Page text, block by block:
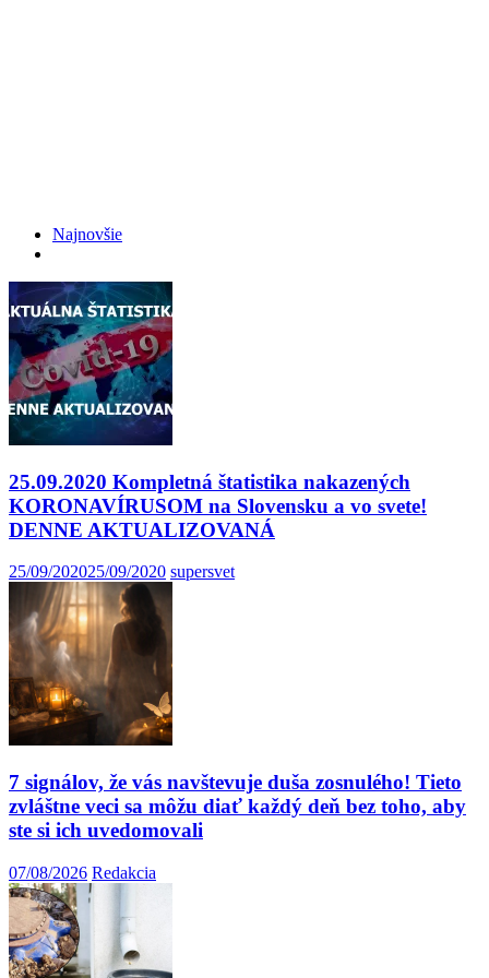
Najnovšie
25.09.2020 Kompletná štatistika nakazených
KORONAVÍRUSOM na Slovensku a vo svete!
DENNE AKTUALIZOVANÁ
25/09/202025/09/2020 supersvet
7 signálov, že vás navštevuje duša zosnulého! Tieto
zvláštne veci sa môžu diať každý deň bez toho, aby
ste si ich uvedomovali
07/08/2026 Redakcia